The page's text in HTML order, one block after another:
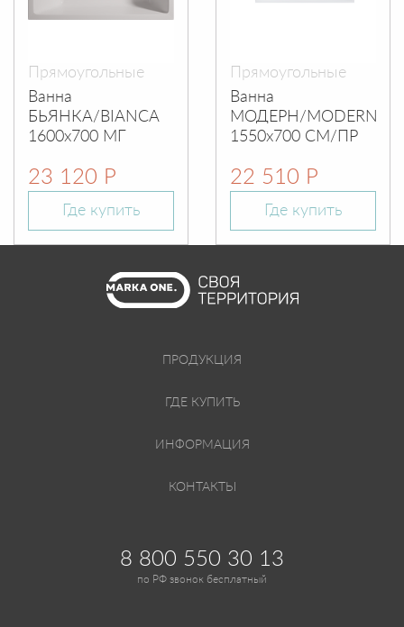
Прямоугольные
Ванна
БЬЯНКА/BIANCA
1600х700 МГ
23 120 Р
Где купить
Прямоугольные
Ванна
МОДЕРН/MODERN
1550х700 СМ/ПР
22 510 Р
Где купить
ПРОДУКЦИЯ
ГДЕ КУПИТЬ
ИНФОРМАЦИЯ
КОНТАКТЫ
8 800 550 30 13
по РФ звонок бесплатный